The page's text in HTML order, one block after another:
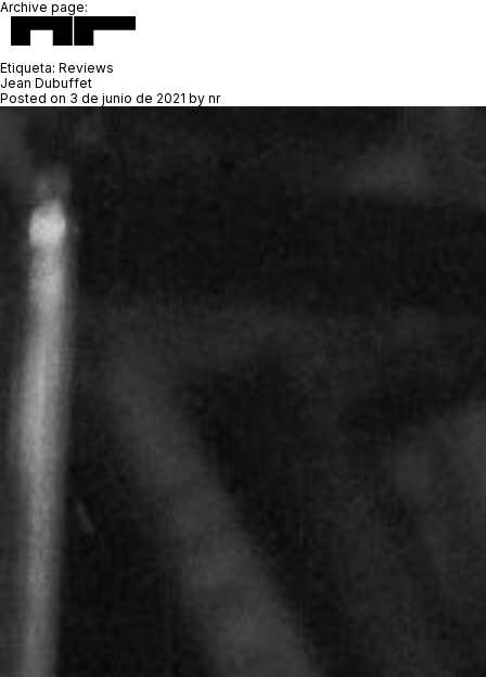
Archive page:
Etiqueta: Reviews
Jean Dubuffet
Posted on 3 de junio de 2021 by nr